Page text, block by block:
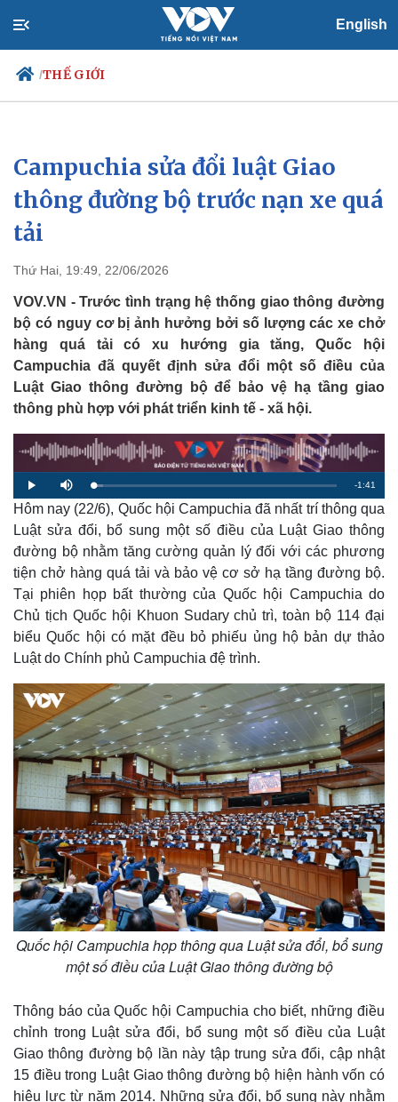
English
/THẾ GIỚI
Chính trị
Đảng
Tổ chức nhân sự
Quốc hội
Xã hội
Tin 24h
Dự báo thời tiết
Campuchia sửa đổi luật Giao
thông đường bộ trước nạn xe quá
tải
Thứ Hai, 19:49, 22/06/2026
VOV.VN - Trước tình trạng hệ thống giao thông đường
bộ có nguy cơ bị ảnh hưởng bởi số lượng các xe chở
hàng quá tải có xu hướng gia tăng, Quốc hội
Campuchia đã quyết định sửa đổi một số điều của
Luật Giao thông đường bộ để bảo vệ hạ tầng giao
thông phù hợp với phát triển kinh tế - xã hội.
P
l
a
y
M
u
t
e
L
o
a
d
d
4
.
0
2
R
e
i
n
T
i
m
e
-1:41
Hôm nay (22/6), Quốc hội Campuchia đã nhất trí thông qua
Luật sửa đổi, bổ sung một số điều của Luật Giao thông
đường bộ nhằm tăng cường quản lý đối với các phương
tiện chở hàng quá tải và bảo vệ cơ sở hạ tầng đường bộ.
Tại phiên họp bất thường của Quốc hội Campuchia do
Chủ tịch Quốc hội Khuon Sudary chủ trì, toàn bộ 114 đại
biểu Quốc hội có mặt đều bỏ phiếu ủng hộ bản dự thảo
Luật do Chính phủ Campuchia đệ trình.
Quốc hội Campuchia họp thông qua Luật sửa đổi, bổ sung
một số điều của Luật Giao thông đường bộ
Thông báo của Quốc hội Campuchia cho biết, những điều
chỉnh trong Luật sửa đổi, bổ sung một số điều của Luật
Giao thông đường bộ lần này tập trung sửa đổi, cập nhật
15 điều trong Luật Giao thông đường bộ hiện hành vốn có
hiệu lực từ năm 2014. Những sửa đổi, bổ sung này nhằm